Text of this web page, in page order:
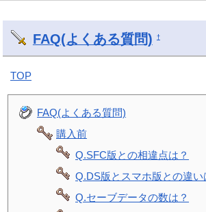
FAQ(よくある質問) †
TOP
FAQ(よくある質問)
購入前
Q.SFC版との相違点は？
Q.DS版とスマホ版との違い
Q.セーブデータの数は？